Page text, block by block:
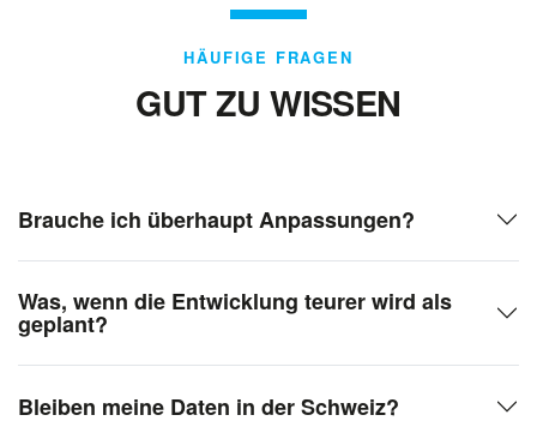
HÄUFIGE FRAGEN
GUT ZU WISSEN
Brauche ich überhaupt Anpassungen?
Was, wenn die Entwicklung teurer wird als
geplant?
Bleiben meine Daten in der Schweiz?